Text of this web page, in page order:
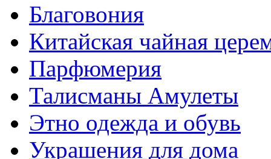
Благовония
Китайская чайная
Парфюмерия
Талисманы Амулеты
Этно одежда и обувь
Украшения для дома